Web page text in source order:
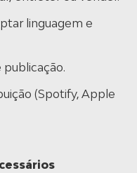
linguagem e
publicação.
(Spotify, Apple